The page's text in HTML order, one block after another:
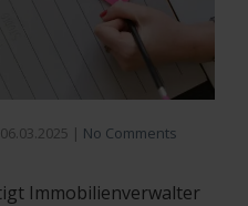
06.03.2025 | No Comments
Immobilienverwalter